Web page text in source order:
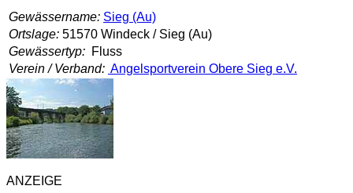
Gewässername: Sieg (Au)
Ortslage: 51570 Windeck / Sieg (Au)
Gewässertyp: Fluss
Verein / Verband: Angelsportverein Obere Sieg e.V.
ANZEIGE